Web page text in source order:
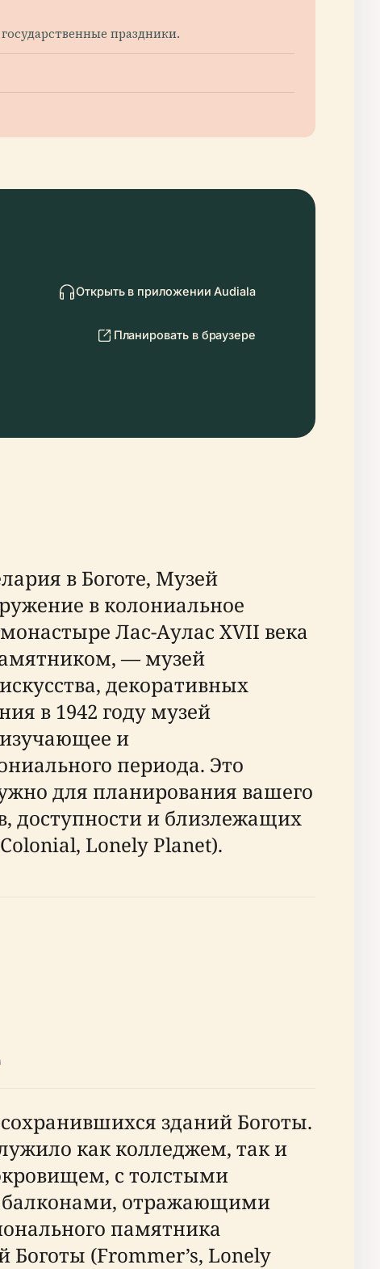
праздники.
Открыть в приложении Audiala
Планировать в браузере
в Боготе, Музей
в колониальное
Лас-Аулас XVII века
— музей
декоративных
в 1942 году музей
и
периода. Это
для планирования вашего
доступности и близлежащих
Lonely Planet).
зданий Боготы.
как колледжем, так и
с толстыми
отражающими
памятника
Боготы (Frommer’s, Lonely